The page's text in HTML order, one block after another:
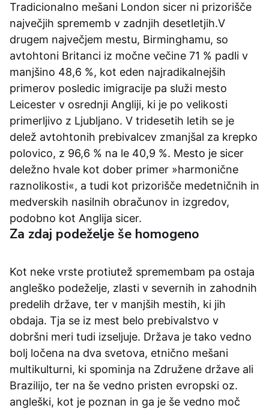
Tradicionalno mešani London sicer ni prizorišče
največjih sprememb v zadnjih desetletjih.V
drugem največjem mestu, Birminghamu, so
avtohtoni Britanci iz močne večine 71 % padli v
manjšino 48,6 %, kot eden najradikalnejših
primerov posledic imigracije pa služi mesto
Leicester v osrednji Angliji, ki je po velikosti
primerljivo z Ljubljano. V tridesetih letih se je
delež avtohtonih prebivalcev zmanjšal za krepko
polovico, z 96,6 % na le 40,9 %. Mesto je sicer
deležno hvale kot dober primer »harmonične
raznolikosti«, a tudi kot prizorišče medetničnih in
medverskih nasilnih obračunov in izgredov,
podobno kot Anglija sicer.
Za zdaj podeželje še homogeno
Kot neke vrste protiutež spremembam pa ostaja
angleško podeželje, zlasti v severnih in zahodnih
predelih države, ter v manjših mestih, ki jih
obdaja. Tja se iz mest belo prebivalstvo v
dobršni meri tudi izseljuje. Država je tako vedno
bolj ločena na dva svetova, etnično mešani
multikulturni, ki spominja na Združene države ali
Brazilijo, ter na še vedno pristen evropski oz.
angleški, kot je poznan in ga je še vedno moč